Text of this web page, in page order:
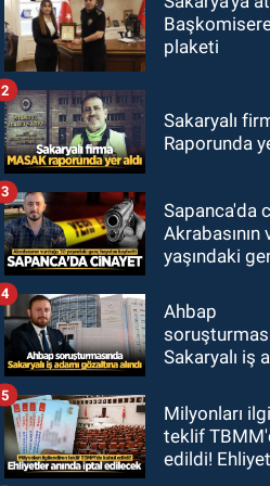
plaketi
Sakaryalı
Raporunda
2
Sapanca'da
yaşındaki
3
Ahbap
Sakaryalı iş
4
Milyonları
teklif
edildi!
5